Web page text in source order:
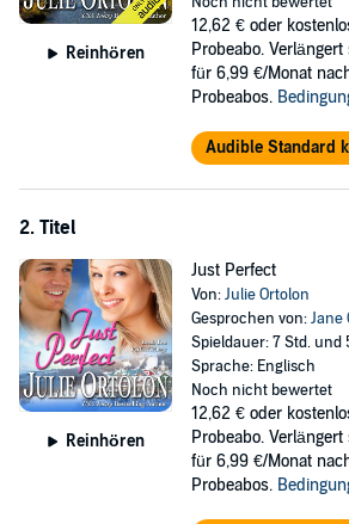
Santa Fe - with its thriving art scene - seems
There's just one catch: The camp is run by
flame, Joe, whose heart she smashed when
marriage to him. His anger over the breakup
Joe makes it clear there's only one way back
to get serious about the art career she once
But will falling in love help or hinder Maddy
her challenge?
©2011 Julie Ortolon (P)2013 Julie Ortolon
Reinhören
12,62 € oder
Probeabo.
für 6,99 €/Monat
Probeabos.
Audible Standard
2. Titel
Reinhören
Just Perfect
Von:Julie Ortolon
Gesprochen von:Jane
Spieldauer: 7 Std. und
Sprache: Englisch
Noch nicht bewertet
12,62 € oder
Probeabo.
für 6,99 €/Monat
Probeabos.